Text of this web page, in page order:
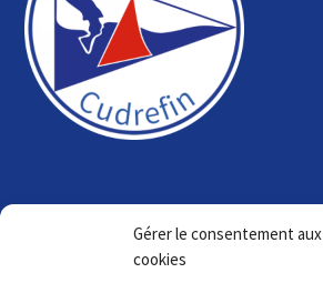
Gérer le consentement aux
cookies